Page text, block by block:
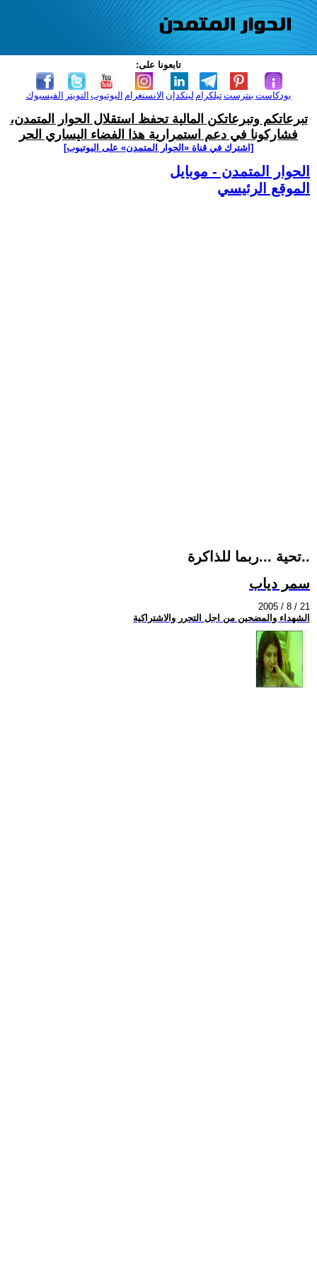
تابعونا على:
الفيسبوك التويتر اليوتيوب الانستغرام لينكدإن تيلكرامبنترست بودكاست
تبرعاتكم وتبرعاتكن المالية تحفظ استقلال الحوار المتمدن،
فشاركونا في دعم استمرارية هذا الفضاء اليساري الحر
[اشترك في قناة ‫«الحوار المتمدن» على اليوتيوب]
الحوار المتمدن - موبايل
الموقع الرئيسي
تحية ...ربما للذاكرة..
سمر دياب
2005 / 8 / 21
الشهداء والمضحين من اجل التحرر والاشتراكية